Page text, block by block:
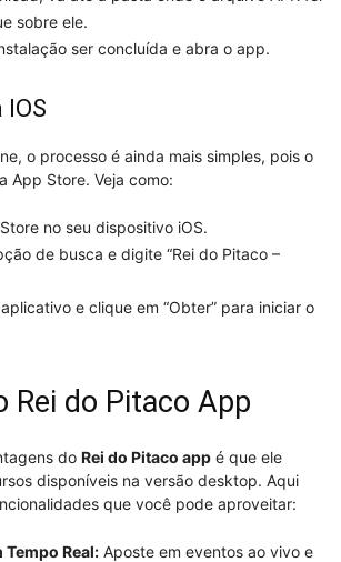
sobre ele.
ser concluída e abra o app.
o processo é ainda mais simples, pois o
App Store. Veja como:
no seu dispositivo iOS.
de busca e digite “Rei do Pitaco –
e clique em “Obter” para iniciar o
Rei do Pitaco App
do Rei do Pitaco app é que ele
disponíveis na versão desktop. Aqui
que você pode aproveitar:
Real: Aposte em eventos ao vivo e